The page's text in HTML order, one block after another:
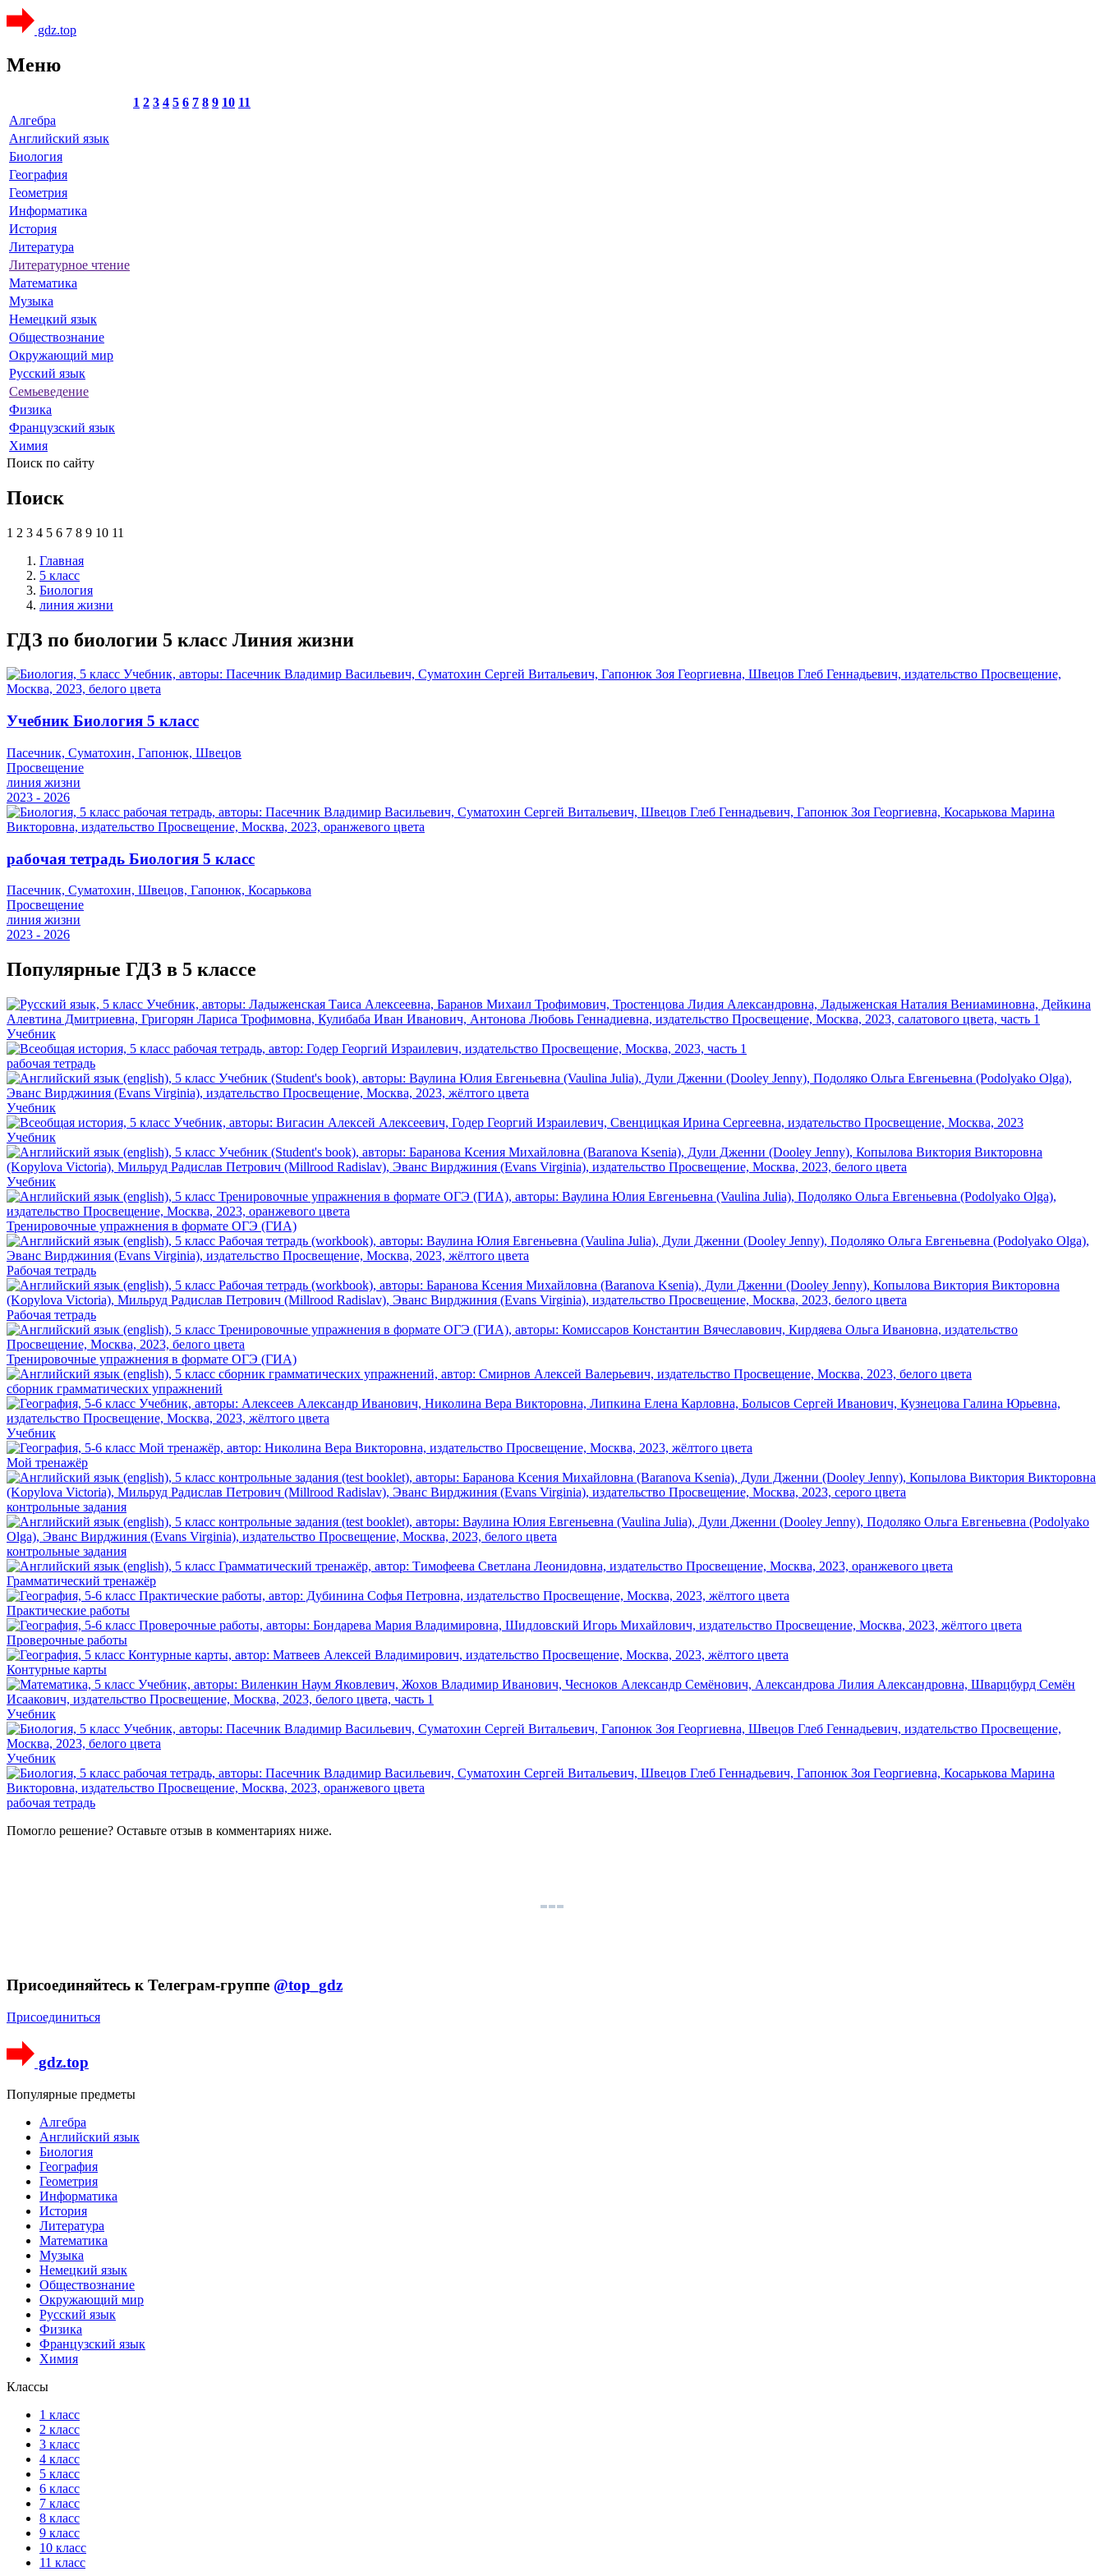
gdz.top
Меню
1 2 3 4 5 6 7 8 9 10 11
Алгебра
Английский язык
Биология
География
Геометрия
Информатика
История
Литература
Литературное чтение
Математика
Музыка
Немецкий язык
Обществознание
Окружающий мир
Русский язык
Семьеведение
Физика
Французский язык
Химия
Поиск по сайту
Поиск
1 2 3 4 5 6 7 8 9 10 11
Главная
5 класс
Биология
линия жизни
ГДЗ по биологии 5 класс Линия жизни
Учебник Биология 5 класс
Пасечник, Суматохин, Гапонюк, Швецов
Просвещение
линия жизни
2023 - 2026
рабочая тетрадь Биология 5 класс
Пасечник, Суматохин, Швецов, Гапонюк, Косарькова
Просвещение
линия жизни
2023 - 2026
Популярные ГДЗ в 5 классе
Учебник
рабочая тетрадь
Учебник
Учебник
Учебник
Тренировочные упражнения в формате ОГЭ (ГИА)
Рабочая тетрадь
Рабочая тетрадь
Тренировочные упражнения в формате ОГЭ (ГИА)
сборник грамматических упражнений
Учебник
Мой тренажёр
контрольные задания
контрольные задания
Грамматический тренажёр
Практические работы
Проверочные работы
Контурные карты
Учебник
Учебник
рабочая тетрадь
Помогло решение? Оставьте отзыв в комментариях ниже.
Присоединяйтесь к Телеграм-группе @top_gdz
Присоединиться
gdz.top
Популярные предметы
Алгебра
Английский язык
Биология
География
Геометрия
Информатика
История
Литература
Математика
Музыка
Немецкий язык
Обществознание
Окружающий мир
Русский язык
Физика
Французский язык
Химия
Классы
1 класс
2 класс
3 класс
4 класс
5 класс
6 класс
7 класс
8 класс
9 класс
10 класс
11 класс